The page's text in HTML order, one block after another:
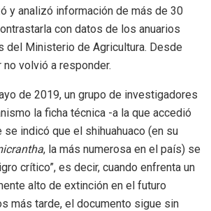
y analizó información de más de 30
con datos de los anuarios
Ministerio de Agricultura. Desde
volvió a responder.
de 2019, un grupo de investigadores
la ficha técnica -a la que accedió
indicó que el shihuahuaco (en su
, la más numerosa en el país) se
crítico”, es decir, cuando enfrenta un
alto de extinción en el futuro
más tarde, el documento sigue sin